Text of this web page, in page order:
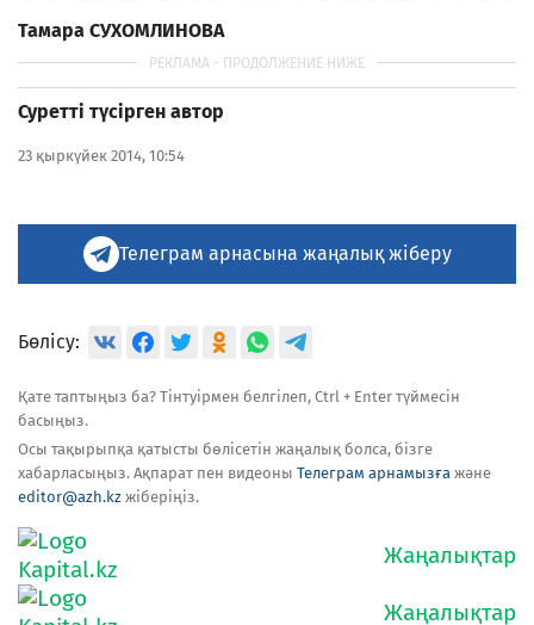
Тамара СУХОМЛИНОВА
Суретті түсірген автор
23 қыркүйек 2014, 10:54
Телеграм арнасына жаңалық жіберу
Бөлісу:
Қате таптыңыз ба? Тінтуірмен белгілеп, Ctrl + Enter түймесін
басыңыз.
Осы тақырыпқа қатысты бөлісетін жаңалық болса, бізге
хабарласыңыз. Ақпарат пен видеоны Телеграм арнамызға және
editor@azh.kz жіберіңіз.